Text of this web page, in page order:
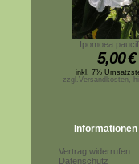
Ipomoea
5,00€
inkl. 7%
zzgl.Versandkosten,
Informationen
Vertrag widerrufen
Datenschutz